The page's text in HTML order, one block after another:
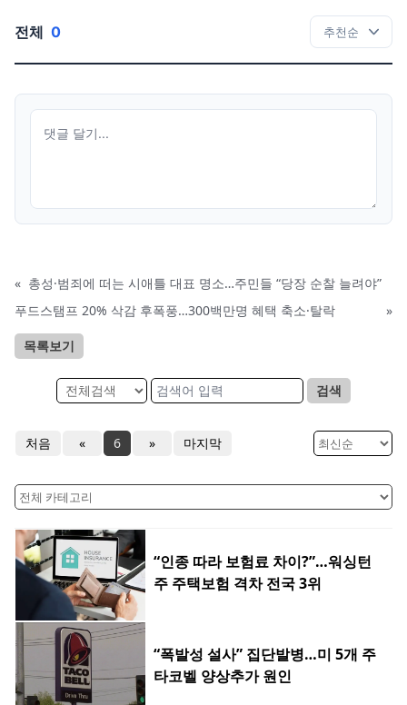
전체 0
« 총성·범죄에 떠는 시애틀 대표 명소…주민들 “당장 순찰 늘려야”
푸드스탬프 20% 삭감 후폭풍…300백만명 혜택 축소·탈락
»
목록보기
검색
처음 « 6 » 마지막
“인종 따라 보험료 차이?”…워싱턴
주 주택보험 격차 전국 3위
“폭발성 설사” 집단발병…미 5개 주
타코벨 양상추가 원인